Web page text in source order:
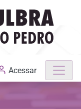
MATRÍCULAS ABERTAS
Acessar